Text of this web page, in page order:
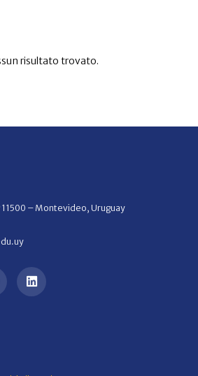
risultato trovato.
11500 – Montevideo, Uruguay